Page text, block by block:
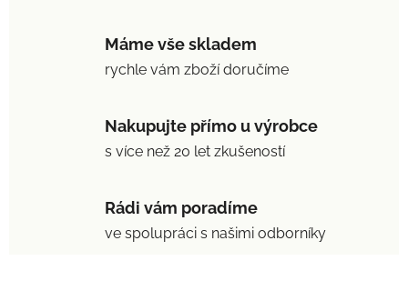
Máme vše skladem
rychle vám zboží doručíme
Nakupujte přímo u výrobce
s více než 20 let zkušeností
Rádi vám poradíme
ve spolupráci s našimi odborníky